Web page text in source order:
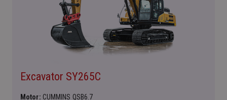
Excavator SY265C
Motor: CUMMINS QSB6.7